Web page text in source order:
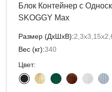
Блок Контейнер с
SKOGGY Max
Размер (ДxШxВ):
Вес (кг):340
Цвет: